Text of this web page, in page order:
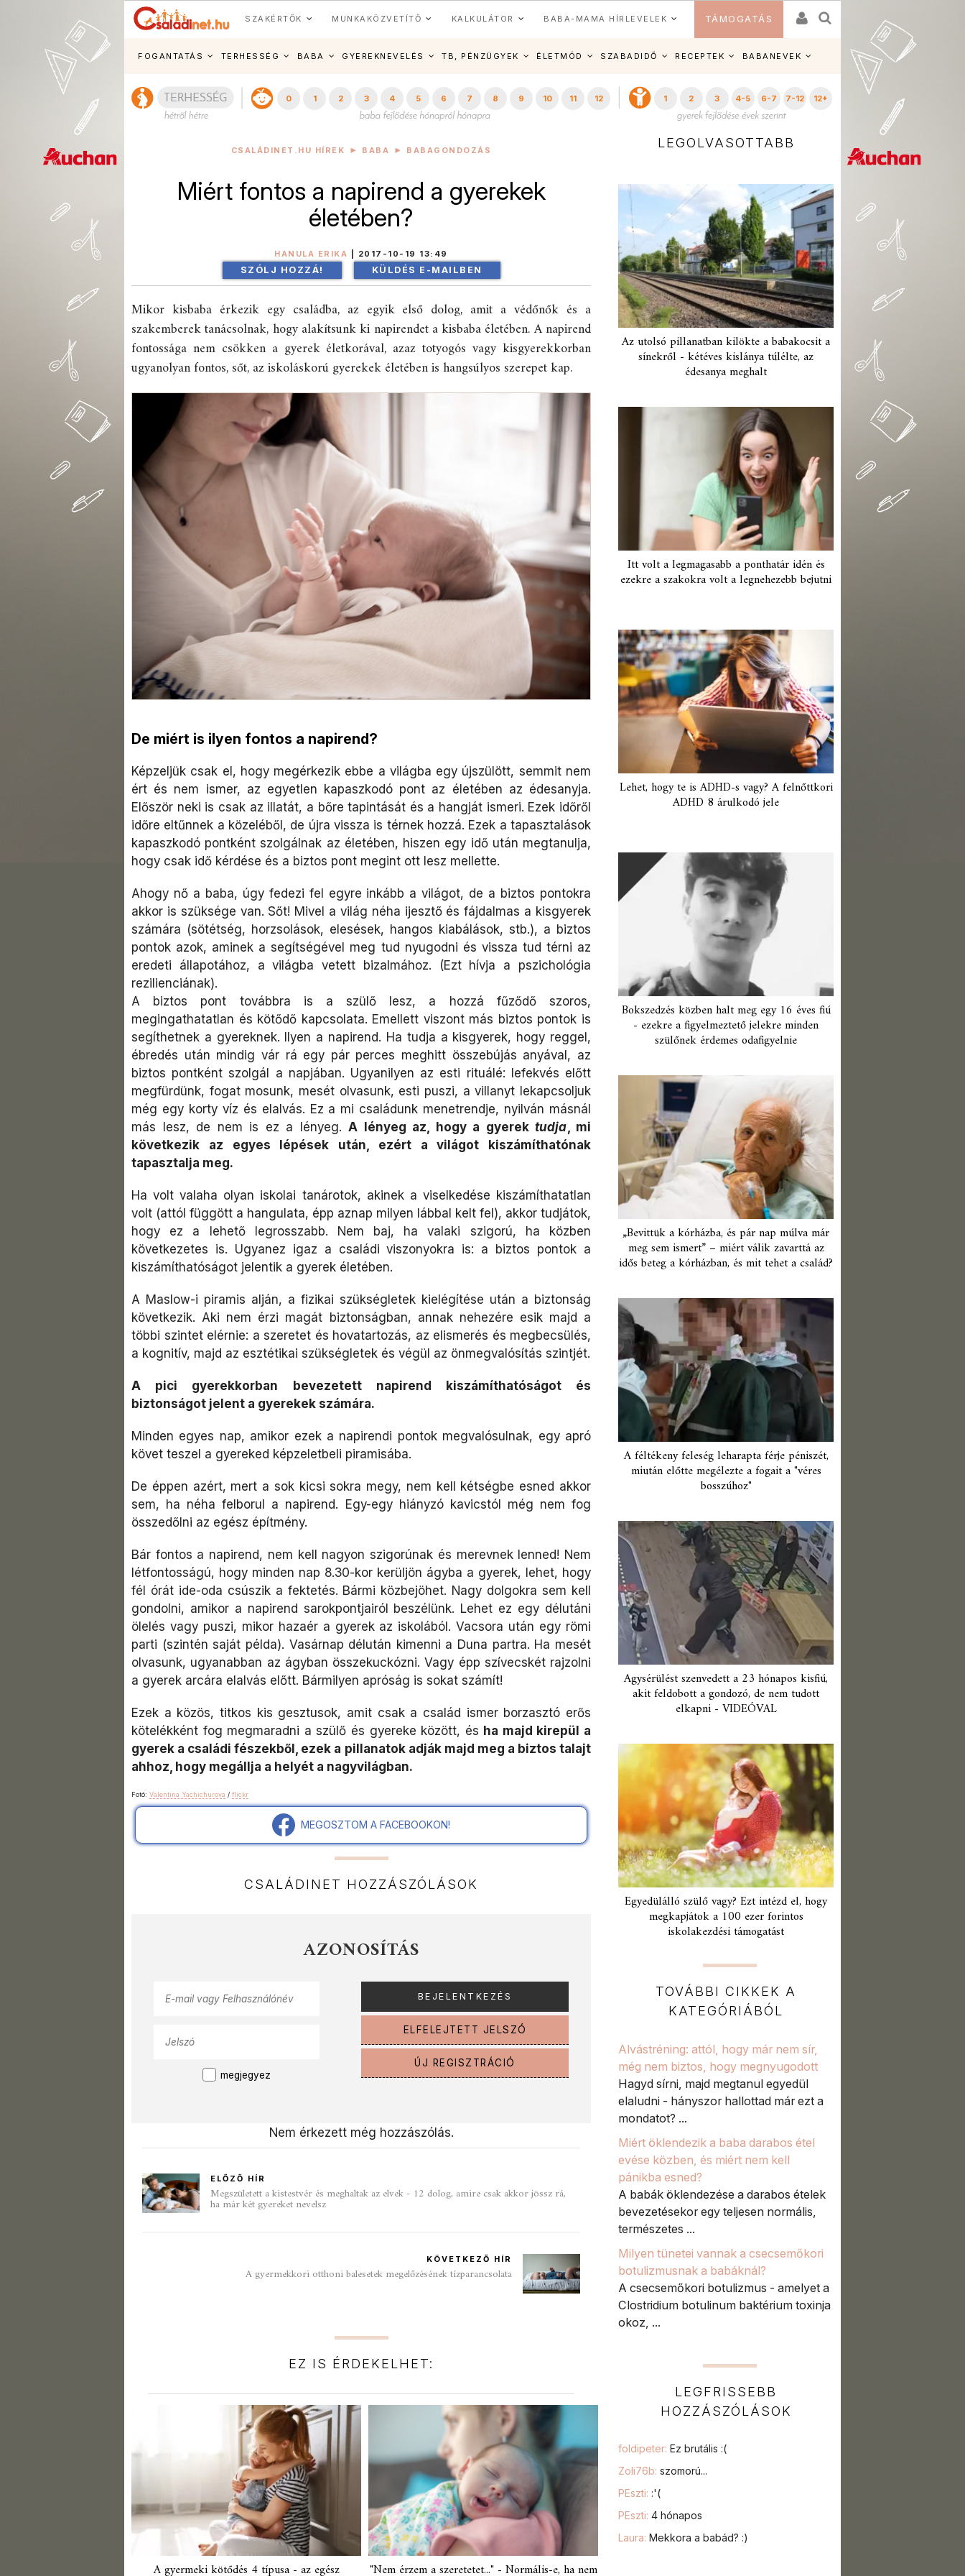
SZAKÉRTŐK MUNKAKÖZVETÍTŐ KALKULÁTOR BABA-MAMA HÍRLEVELEK TÁMOGATÁS
FOGANTATÁS TERHESSÉG BABA GYEREKNEVELÉS TB, PÉNZÜGYEK ÉLETMÓD SZABADIDŐ RECEPTEK BABANEVEK
0 1 2 3 4 5 6 7 8 9 10 11 12 1 2 3 4-5 6-7 7-12 12+
CSALÁDINET.HU HÍREK BABA BABAGONDOZÁS
Miért fontos a napirend a gyerekek
életében?
HANULA ERIKA 2017-10-19 13:49
SZÓLJ HOZZÁ! KÜLDÉS E-MAILBEN
Mikor kisbaba érkezik egy családba, az egyik első dolog, amit a védőnők és a
szakemberek tanácsolnak, hogy alakítsunk ki napirendet a kisbaba életében. A napirend
fontossága nem csökken a gyerek életkorával, azaz totyogós vagy kisgyerekkorban
ugyanolyan fontos, sőt, az iskoláskorú gyerekek életében is hangsúlyos szerepet kap.
De miért is ilyen fontos a napirend?
Képzeljük csak el, hogy megérkezik ebbe a világba egy újszülött, semmit nem
ért és nem ismer, az egyetlen kapaszkodó pont az életében az édesanyja.
Először neki is csak az illatát, a bőre tapintását és a hangját ismeri. Ezek időről
időre eltűnnek a közeléből, de újra vissza is térnek hozzá. Ezek a tapasztalások
kapaszkodó pontként szolgálnak az életében, hiszen egy idő után megtanulja,
hogy csak idő kérdése és a biztos pont megint ott lesz mellette.
Ahogy nő a baba, úgy fedezi fel egyre inkább a világot, de a biztos pontokra
akkor is szüksége van. Sőt! Mivel a világ néha ijesztő és fájdalmas a kisgyerek
számára (sötétség, horzsolások, elesések, hangos kiabálások, stb.), a biztos
pontok azok, aminek a segítségével meg tud nyugodni és vissza tud térni az
eredeti állapotához, a világba vetett bizalmához. (Ezt hívja a pszichológia
rezilienciának).
A biztos pont továbbra is a szülő lesz, a hozzá fűződő szoros,
megingathatatlan és kötődő kapcsolata. Emellett viszont más biztos pontok is
segíthetnek a gyereknek. Ilyen a napirend. Ha tudja a kisgyerek, hogy reggel,
ébredés után mindig vár rá egy pár perces meghitt összebújás anyával, az
biztos pontként szolgál a napjában. Ugyanilyen az esti rituálé: lefekvés előtt
megfürdünk, fogat mosunk, mesét olvasunk, esti puszi, a villanyt lekapcsoljuk
még egy korty víz és elalvás. Ez a mi családunk menetrendje, nyilván másnál
más lesz, de nem is ez a lényeg.A lényeg az, hogy a gyerektudja , mi
következik az egyes lépések után, ezért a világot kiszámíthatónak
tapasztalja meg.
Ha volt valaha olyan iskolai tanárotok, akinek a viselkedése kiszámíthatatlan
volt (attól függött a hangulata, épp aznap milyen lábbal kelt fel), akkor tudjátok,
hogy ez a lehető legrosszabb. Nem baj, ha valaki szigorú, ha közben
következetes is. Ugyanez igaz a családi viszonyokra is: a biztos pontok a
kiszámíthatóságot jelentik a gyerek életében.
A Maslow-i piramis alján, a fizikai szükségletek kielégítése után a biztonság
következik. Aki nem érzi magát biztonságban, annak nehezére esik majd a
többi szintet elérnie: a szeretet és hovatartozás, az elismerés és megbecsülés,
a kognitív, majd az esztétikai szükségletek és végül az önmegvalósítás szintjét.
A pici gyerekkorban bevezetett napirend kiszámíthatóságot és
biztonságot jelent a gyerekek számára.
Minden egyes nap, amikor ezek a napirendi pontok megvalósulnak, egy apró
követ teszel a gyereked képzeletbeli piramisába.
De éppen azért, mert a sok kicsi sokra megy, nem kell kétségbe esned akkor
sem, ha néha felborul a napirend. Egy-egy hiányzó kavicstól még nem fog
összedőlni az egész építmény.
Bár fontos a napirend, nem kell nagyon szigorúnak és merevnek lenned! Nem
létfontosságú, hogy minden nap 8.30-kor kerüljön ágyba a gyerek, lehet, hogy
fél órát ide-oda csúszik a fektetés. Bármi közbejöhet. Nagy dolgokra sem kell
gondolni, amikor a napirend sarokpontjairól beszélünk. Lehet ez egy délutáni
ölelés vagy puszi, mikor hazaér a gyerek az iskolából. Vacsora után egy römi
parti (szintén saját példa). Vasárnap délután kimenni a Duna partra. Ha mesét
olvasunk, ugyanabban az ágyban összekuckózni. Vagy épp szívecskét rajzolni
a gyerek arcára elalvás előtt. Bármilyen apróság is sokat számít!
Ezek a közös, titkos kis gesztusok, amit csak a család ismer borzasztó erős
kötelékként fog megmaradni a szülő és gyereke között, és ha majd kirepül a
gyerek a családi fészekből, ezek a pillanatok adják majd meg a biztos talajt
ahhoz, hogy megállja a helyét a nagyvilágban.
Fotó: Valentina Yachichurova / flickr
MEGOSZTOM A FACEBOOKON!
CSALÁDINET HOZZÁSZÓLÁSOK
AZONOSÍTÁS
megjegyez
ELFELEJTETT JELSZÓ
ÚJ REGISZTRÁCIÓ
Nem érkezett még hozzászólás.
ELŐZŐ HÍR
Megszületett a kistestvér és meghaltak az elvek - 12 dolog, amire csak akkor jössz rá,
ha már két gyereket nevelsz
KÖVETKEZŐ HÍR
A gyermekkori otthoni balesetek megelőzésének tízparancsolata
EZ IS ÉRDEKELHET:
A gyermeki kötődés 4 típusa - az egész "Nem érzem a szeretetet..." - Normális-e, ha nem
LEGOLVASOTTABB
Az utolsó pillanatban kilökte a babakocsit a
sínekről - kétéves kislánya túlélte, az
édesanya meghalt
Itt volt a legmagasabb a ponthatár idén és
ezekre a szakokra volt a legnehezebb bejutni
Lehet, hogy te is ADHD-s vagy? A felnőttkori
ADHD 8 árulkodó jele
Bokszedzés közben halt meg egy 16 éves fiú
- ezekre a figyelmeztető jelekre minden
szülőnek érdemes odafigyelnie
„Bevittük a kórházba, és pár nap múlva már
meg sem ismert” – miért válik zavarttá az
idős beteg a kórházban, és mit tehet a család?
A féltékeny feleség leharapta férje péniszét,
miután előtte megélezte a fogait a "véres
bosszúhoz"
Agysérülést szenvedett a 23 hónapos kisfiú,
akit feldobott a gondozó, de nem tudott
elkapni - VIDEÓVAL
Egyedülálló szülő vagy? Ezt intézd el, hogy
megkapjátok a 100 ezer forintos
iskolakezdési támogatást
TOVÁBBI CIKKEK A
KATEGÓRIÁBÓL
Alvástréning: attól, hogy már nem sír,
még nem biztos, hogy megnyugodott
Hagyd sírni, majd megtanul egyedül
elaludni - hányszor hallottad már ezt a
mondatot? ...
Miért öklendezik a baba darabos étel
evése közben, és miért nem kell
pánikba esned?
A babák öklendezése a darabos ételek
bevezetésekor egy teljesen normális,
természetes ...
Milyen tünetei vannak a csecsemőkori
botulizmusnak a babáknál?
A csecsemőkori botulizmus - amelyet a
Clostridium botulinum baktérium toxinja
okoz, ...
LEGFRISSEBB
HOZZÁSZÓLÁSOK
foldipeter: Ez brutális :(
Zoli76b: szomorú...
PEszti: :'(
PEszti: 4 hónapos
Laura: Mekkora a babád? :)